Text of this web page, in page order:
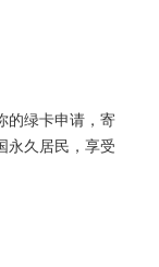
的绿卡申请，寄
永久居民，享受